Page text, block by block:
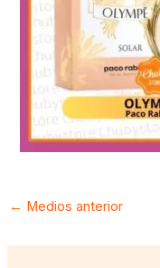
← Medios anterior